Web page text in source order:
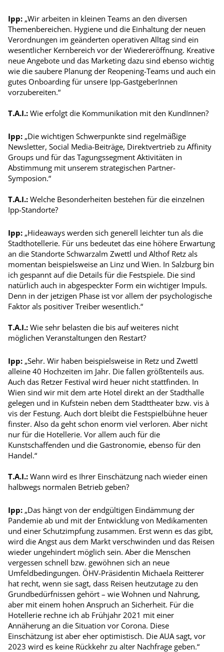
Ipp: „Wir arbeiten in kleinen Teams an den diversen
Themenbereichen. Hygiene und die Einhaltung der neuen
Verordnungen im geänderten operativen Alltag sind ein
wesentlicher Kernbereich vor der Wiedereröffnung. Kreative
neue Angebote und das Marketing dazu sind ebenso wichtig
wie die saubere Planung der Reopening-Teams und auch ein
gutes Onboarding für unsere Ipp-GastgeberInnen
vorzubereiten.“
T.A.I.: Wie erfolgt die Kommunikation mit den KundInnen?
Ipp: „Die wichtigen Schwerpunkte sind regelmäßige
Newsletter, Social Media-Beiträge, Direktvertrieb zu Affinity
Groups und für das Tagungssegment Aktivitäten in
Abstimmung mit unserem strategischen Partner-
Symposion.“
T.A.I.: Welche Besonderheiten bestehen für die einzelnen
Ipp-Standorte?
Ipp: „Hideaways werden sich generell leichter tun als die
Stadt­hotellerie. Für uns bedeutet das eine höhere Erwartung
an die Standorte Schwarzalm Zwettl und Althof Retz als
momentan beispielsweise an Linz und Wien. In Salzburg bin
ich gespannt auf die Details für die Festspiele. Die sind
natürlich auch in abgespeckter Form ein wichtiger Impuls.
Denn in der jetzigen Phase ist vor allem der psychologische
Faktor als positiver Treiber wesentlich.“
T.A.I.: Wie sehr belasten die bis auf weiteres nicht
möglichen Veranstaltungen den Restart?
Ipp: „Sehr. Wir haben beispielsweise in Retz und Zwettl
alleine 40 Hochzeiten im Jahr. Die fallen größtenteils aus.
Auch das Retzer Festival wird heuer nicht stattfinden. In
Wien sind wir mit dem arte Hotel direkt an der Stadthalle
gelegen und in Kufstein neben dem Stadt­theater bzw. vis à
vis der Festung. Auch dort bleibt die Festspielbühne heuer
finster. Also da geht schon enorm viel verloren. Aber nicht
nur für die Hotellerie. Vor allem auch für die
Kunstschaffenden und die Gastronomie, ebenso für den
Handel.“
T.A.I.: Wann wird es Ihrer Einschätzung nach wieder einen
halbwegs normalen Betrieb geben?
Ipp: „Das hängt von der endgültigen Eindämmung der
Pandemie ab und mit der Entwicklung von Medikamenten
und einer Schutzimpfung zusammen. Erst wenn es das gibt,
wird die Angst aus dem Markt verschwinden und das Reisen
wieder ungehindert möglich sein. Aber die Menschen
vergessen schnell bzw. gewöhnen sich an neue
Umfeldbedingungen. ÖHV-Präsidentin Michaela Reitterer
hat recht, wenn sie sagt, dass Reisen heutzutage zu den
Grundbedürfnissen gehört – wie Wohnen und Nahrung,
aber mit einem hohen Anspruch an Sicherheit. Für die
Hotellerie rechne ich ab Frühjahr 2021 mit einer
Annäherung an die Situation vor Corona. Diese
Einschätzung ist aber eher optimistisch. Die AUA sagt, vor
2023 wird es keine Rückkehr zu alter Nachfrage geben.“